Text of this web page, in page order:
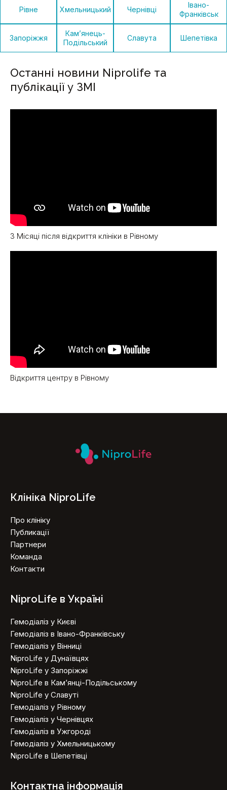
Рівне Хмельницький Чернівці
Івано-
Франківськ
Запоріжжя
Кам’янець-
Подільський
Славута Шепетівка
Останні новини Niprolife та
публікації у ЗМІ
3 Місяці після відкриття клініки в Рівному
Відкриття центру в Рівному
Клініка NiproLife
Про клініку
Публикації
Партнери
Команда
Контакти
NiproLife в Україні
Гемодіаліз у Києві
Гемодіаліз в Івано-Франківську
Гемодіаліз у Вінниці
NiproLife у Дунаївцях
NiproLife у Запоріжжі
NiproLife в Кам’янці-Подільському
NiproLife у Славуті
Гемодіаліз у Рівному
Гемодіаліз у Чернівцях
Гемодіаліз в Ужгороді
Гемодіаліз у Хмельницькому
NiproLife в Шепетівці
Контактна інформація